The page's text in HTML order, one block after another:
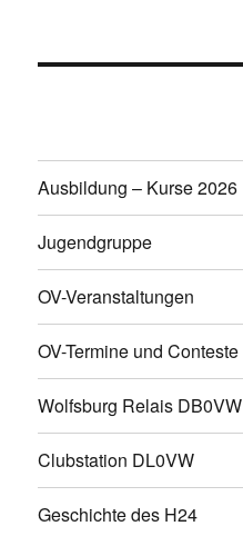
Ausbildung – Kurse 2026
Jugendgruppe
OV-Veranstaltungen
OV-Termine und Conteste
Wolfsburg Relais DB0VW
Clubstation DL0VW
Geschichte des H24